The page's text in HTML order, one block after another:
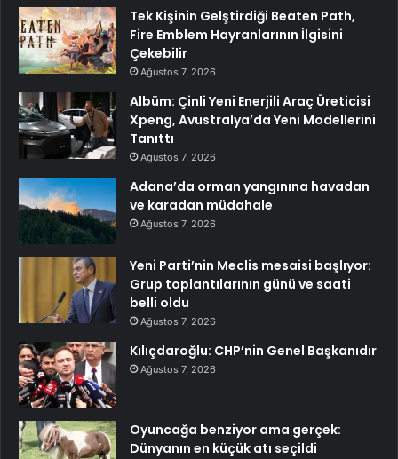
Tek Kişinin Gelştirdiği Beaten Path,
Fire Emblem Hayranlarının İlgisini
Çekebilir
Ağustos 7, 2026
Albüm: Çinli Yeni Enerjili Araç Üreticisi
Xpeng, Avustralya’da Yeni Modellerini
Tanıttı
Ağustos 7, 2026
Adana’da orman yangınına havadan
ve karadan müdahale
Ağustos 7, 2026
Yeni Parti’nin Meclis mesaisi başlıyor:
Grup toplantılarının günü ve saati
belli oldu
Ağustos 7, 2026
Kılıçdaroğlu: CHP’nin Genel Başkanıdır
Ağustos 7, 2026
Oyuncağa benziyor ama gerçek:
Dünyanın en küçük atı seçildi